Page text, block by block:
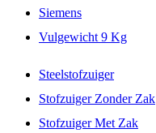
Siemens
Vulgewicht 9 Kg
Steelstofzuiger
Stofzuiger Zonder Zak
Stofzuiger Met Zak